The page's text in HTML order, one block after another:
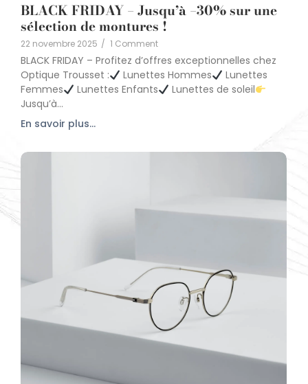
BLACK FRIDAY – Jusqu’à –30% sur une
sélection de montures !
22 novembre 2025 / 1 Comment
BLACK FRIDAY – Profitez d’offres exceptionnelles chez
Optique Trousset :
Lunettes Hommes
Lunettes
Femmes
Lunettes Enfants
Lunettes de soleil
Jusqu’à...
En savoir plus...